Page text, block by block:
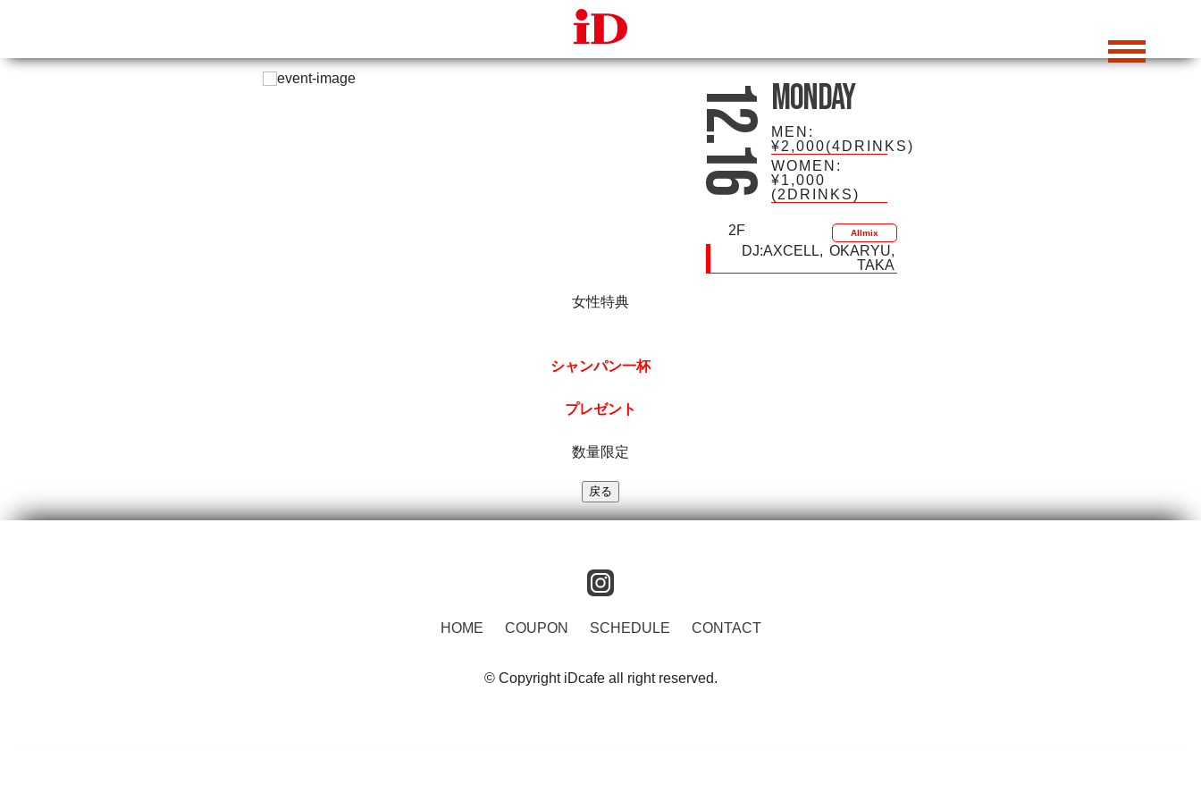
12.16 Monday
MEN:
¥2,000(4DRINKS)
WOMEN:
¥1,000
(2DRINKS)
2F Allmix
DJ:AXCELL
OKARYU
TAKA
女性特典
シャンパン一杯
プレゼント
数量限定
HOME COUPON SCHEDULE CONTACT
© Copyright iDcafe all right reserved.